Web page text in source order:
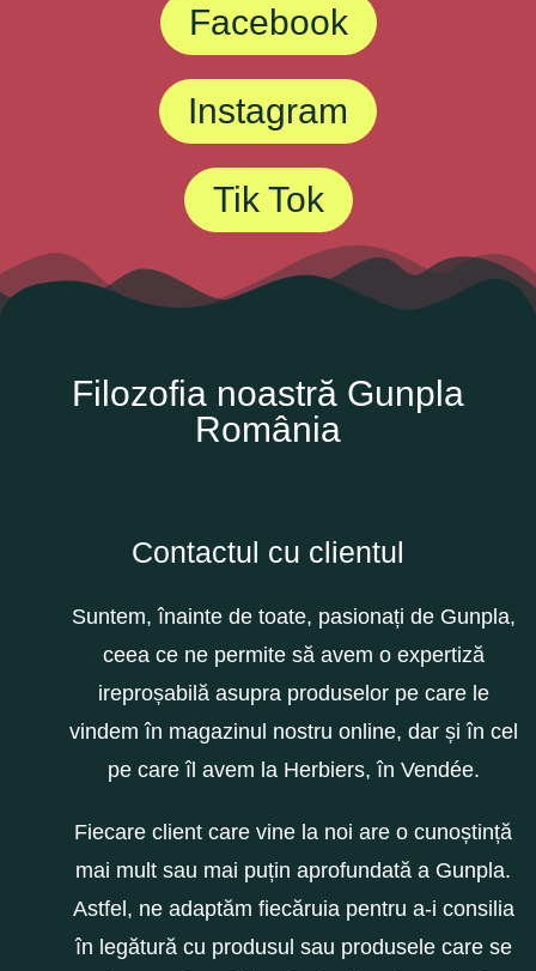
Facebook
Instagram
Tik Tok
Filozofia noastră Gunpla
România
Contactul cu clientul
Suntem, înainte de toate, pasionați de Gunpla,
ceea ce ne permite să avem o expertiză
ireproșabilă asupra produselor pe care le
vindem în magazinul nostru online, dar și în cel
pe care îl avem la Herbiers, în Vendée.
Fiecare client care vine la noi are o cunoștință
mai mult sau mai puțin aprofundată a Gunpla.
Astfel, ne adaptăm fiecăruia pentru a-i consilia
în legătură cu produsul sau produsele care se